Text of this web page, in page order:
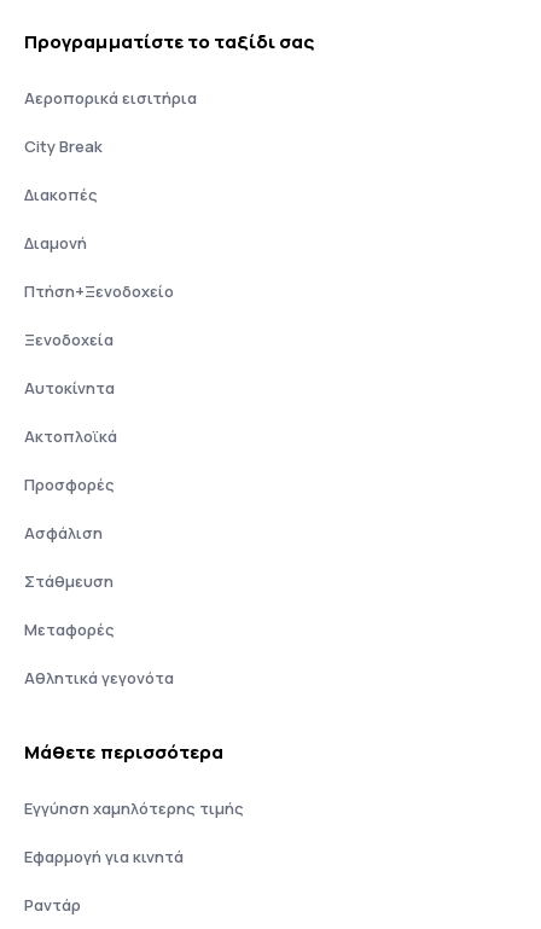
Προγραμματίστε το ταξίδι σας
Αεροπορικά εισιτήρια
City Break
Διακοπές
Διαμονή
Πτήση+Ξενοδοχείο
Ξενοδοχεία
Αυτοκίνητα
Ακτοπλοϊκά
Προσφορές
Ασφάλιση
Στάθμευση
Μεταφορές
Αθλητικά γεγονότα
Μάθετε περισσότερα
Εγγύηση χαμηλότερης τιμής
Εφαρμογή για κινητά
Ραντάρ